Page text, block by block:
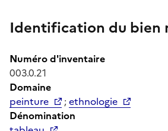
Identification du bien
Numéro d'inventaire
003.0.21
Domaine
peinture
;ethnologie
Dénomination